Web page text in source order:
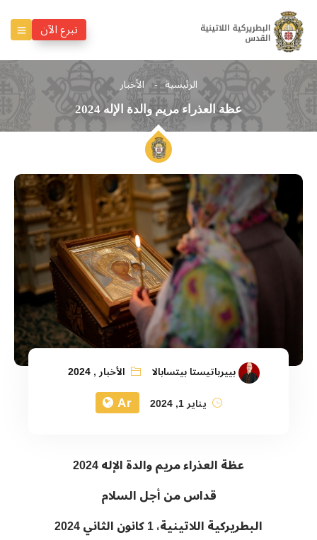
تبرع الآن
الرئيسية الأخبار
عظة العذراء مريم والدة الإله 2024
بييرباتيستا بيتسابالا الأخبار,
2024
يناير 1, 2024
Ar
عظة العذراء مريم والدة الإله 2024
قداس من أجل السلام
البطريركية اللاتينية، 1 كانون الثاني 2024